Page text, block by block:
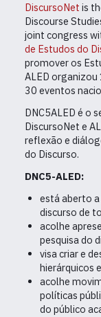
DiscursoNet is
Discourse
joint congress
de Estudos do
promover os
ALED organizou
30 eventos
DNC5ALED é o
DiscursoNet e
reflexão e
do Discurso.
DNC5-ALED:
está aberto a
discurso de
acolhe
pesquisa do
visa criar e
hierárquicos
acolhe
políticas
do público